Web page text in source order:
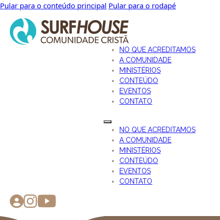
Pular para o conteúdo principal Pular para o rodapé
NO QUE ACREDITAMOS
A COMUNIDADE
MINISTÉRIOS
CONTEÚDO
EVENTOS
CONTATO
NO QUE ACREDITAMOS
A COMUNIDADE
MINISTÉRIOS
CONTEÚDO
EVENTOS
CONTATO